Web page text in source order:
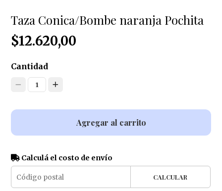
Taza Conica/Bombe naranja Pochita
$12.620,00
Cantidad
1
Agregar al carrito
Calculá el costo de envío
CALCULAR